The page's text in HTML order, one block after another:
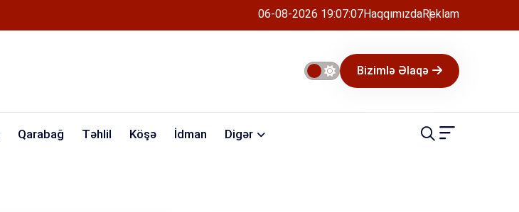
06-08-2026 19:07:08HaqqımızdaReklam
Bizimlə Əlaqə
Qarabağ Təhlil Köşə İdman Digər